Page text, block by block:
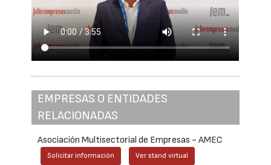
EMPRESAS O ENTIDADES
RELACIONADAS
Asociación Multisectorial de Empresas - AMEC
Solicitar información Ver stand virtual